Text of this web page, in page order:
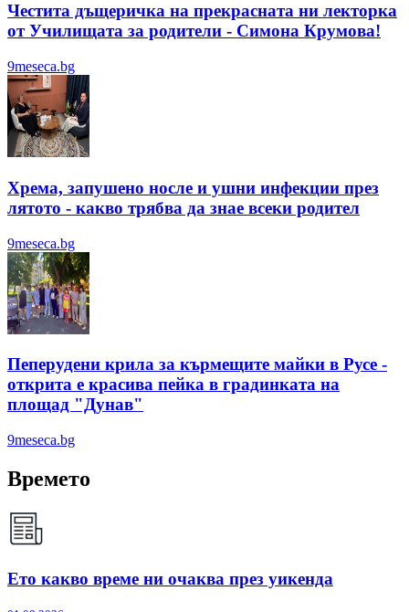
Честита дъщеричка на прекрасната ни лекторка
от Училищата за родители - Симона Крумова!
9meseca.bg
Хрема, запушено носле и ушни инфекции през
лятотo - какво трябва да знае всеки родител
9meseca.bg
Пеперудени крила за кърмещите майки в Русе -
открита е красива пейка в градинката на
площад "Дунав"
9meseca.bg
Времето
Ето какво време ни очаква през уикенда